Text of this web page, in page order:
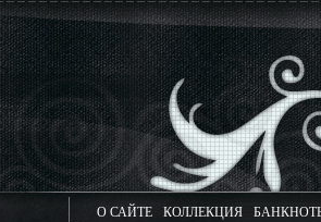
О САЙТЕ КОЛЛЕКЦИЯ